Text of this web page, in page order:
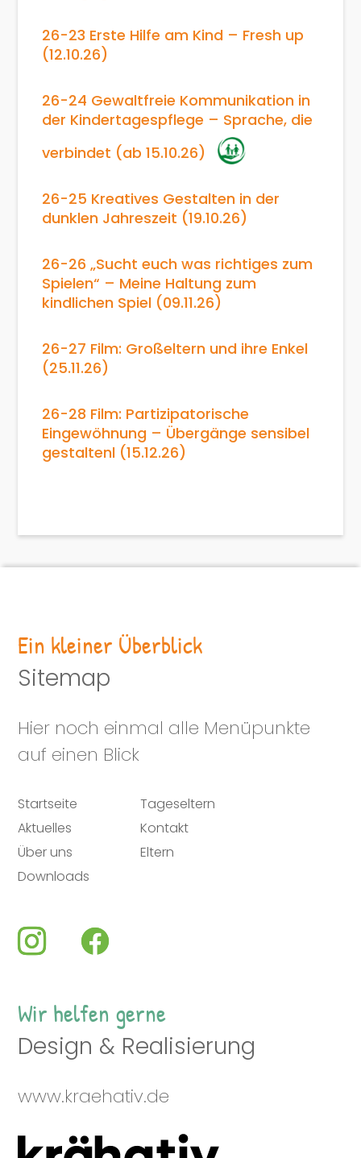
26-23 Erste Hilfe am Kind – Fresh up
(12.10.26)
26-24 Gewaltfreie Kommunikation in
der Kindertagespflege – Sprache, die
verbindet (ab 15.10.26)
26-25 Kreatives Gestalten in der
dunklen Jahreszeit (19.10.26)
26-26 „Sucht euch was richtiges zum
Spielen“ – Meine Haltung zum
kindlichen Spiel (09.11.26)
26-27 Film: Großeltern und ihre Enkel
(25.11.26)
26-28 Film: Partizipatorische
Eingewöhnung – Übergänge sensibel
gestaltenl (15.12.26)
Ein kleiner Überblick
Sitemap
Hier noch einmal alle Menüpunkte
auf einen Blick
Startseite
Tageseltern
Aktuelles
Kontakt
Über uns
Eltern
Downloads
Wir helfen gerne
Design & Realisierung
www.kraehativ.de